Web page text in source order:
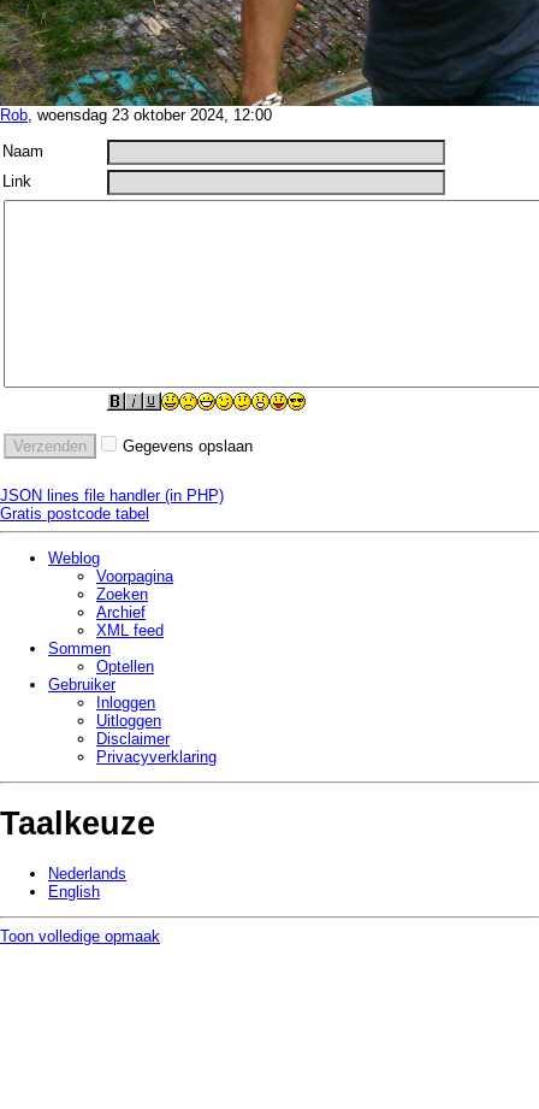
Rob, woensdag 23 oktober 2024, 12:00
Naam
Link
Gegevens opslaan
JSON lines file handler (in PHP)
Gratis postcode tabel
Weblog
Voorpagina
Zoeken
Archief
XML feed
Sommen
Optellen
Gebruiker
Inloggen
Uitloggen
Disclaimer
Privacy­verklaring
Taalkeuze
Nederlands
English
Toon volledige opmaak